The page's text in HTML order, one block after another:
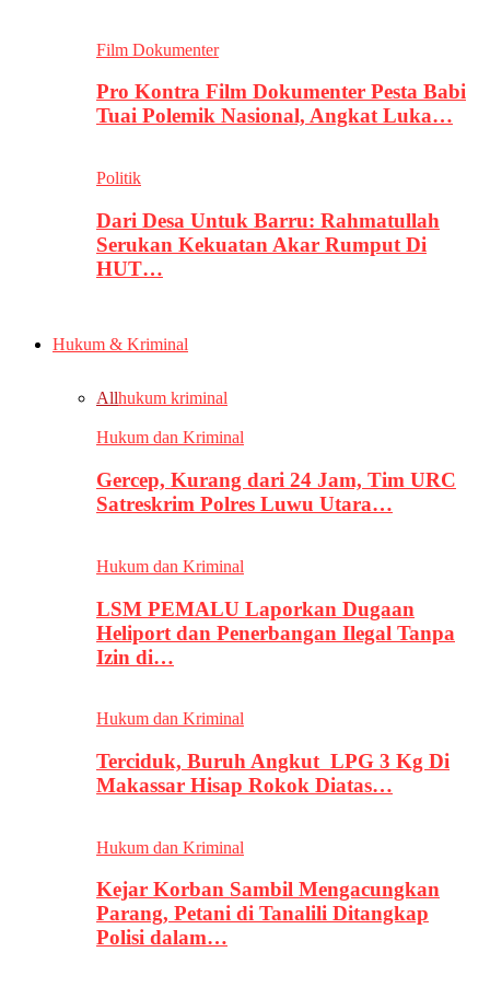
Film Dokumenter
Pro Kontra Film Dokumenter Pesta Babi
Tuai Polemik Nasional, Angkat Luka…
Politik
Dari Desa Untuk Barru: Rahmatullah
Serukan Kekuatan Akar Rumput Di
HUT…
Hukum & Kriminal
Allhukum kriminal
Hukum dan Kriminal
Gercep, Kurang dari 24 Jam, Tim URC
Satreskrim Polres Luwu Utara…
Hukum dan Kriminal
LSM PEMALU Laporkan Dugaan
Heliport dan Penerbangan Ilegal Tanpa
Izin di…
Hukum dan Kriminal
Terciduk, Buruh Angkut LPG 3 Kg Di
Makassar Hisap Rokok Diatas…
Hukum dan Kriminal
Kejar Korban Sambil Mengacungkan
Parang, Petani di Tanalili Ditangkap
Polisi dalam…